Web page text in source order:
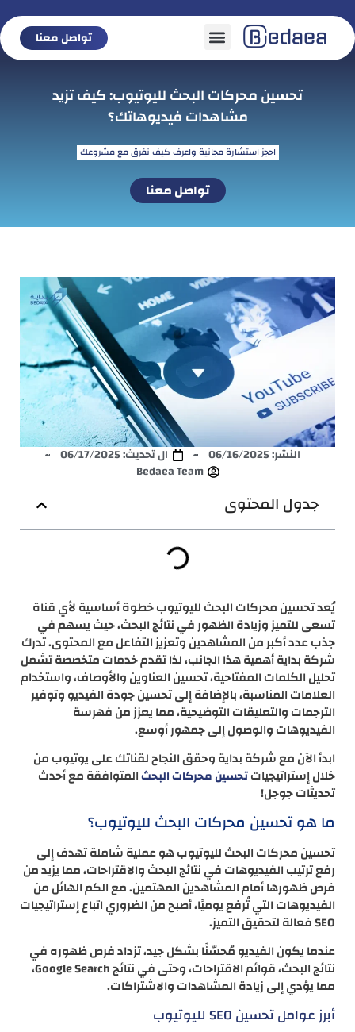
تواصل معنا
تحسين محركات البحث لليوتيوب: كيف تزيد
مشاهدات فيديوهاتك؟
احجز استشارة مجانية واعرف كيف نفرق مع مشروعك
تواصل معنا
النشر:06/16/2025
ال تحديث: 06/17/2025
Bedaea Team
جدول المحتوى
يُعد تحسين محركات البحث لليوتيوب خطوة أساسية لأي قناة
تسعى للتميز وزيادة الظهور في نتائج البحث، حيث يسهم في
جذب عدد أكبر من المشاهدين وتعزيز التفاعل مع المحتوى. تدرك
شركة بداية أهمية هذا الجانب، لذا تقدم خدمات متخصصة تشمل
تحليل الكلمات المفتاحية، تحسين العناوين والأوصاف، واستخدام
العلامات المناسبة، بالإضافة إلى تحسين جودة الفيديو وتوفير
الترجمات والتعليقات التوضيحية، مما يعزز من فهرسة
الفيديوهات والوصول إلى جمهور أوسع.
ابدأ الآن مع شركة بداية وحقق النجاح لقناتك على يوتيوب من
خلال إستراتيجياتتحسين محركات البحثالمتوافقة مع أحدث
تحديثات جوجل!
ما هو تحسين محركات البحث لليوتيوب؟
تحسين محركات البحث لليوتيوب هو عملية شاملة تهدف إلى
رفع ترتيب الفيديوهات في نتائج البحث والاقتراحات، مما يزيد من
فرص ظهورها أمام المشاهدين المهتمين. مع الكم الهائل من
الفيديوهات التي تُرفع يوميًا، أصبح من الضروري اتباع إستراتيجيات
SEO فعالة لتحقيق التميز.
عندما يكون الفيديو مُحسّنًا بشكل جيد، تزداد فرص ظهوره في
نتائج البحث، قوائم الاقتراحات، وحتى في نتائج Google Search،
مما يؤدي إلى زيادة المشاهدات والاشتراكات.
أبرز عوامل تحسين SEO لليوتيوب